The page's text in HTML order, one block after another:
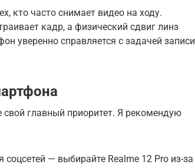
кто часто снимает видео на ходу.
кадр, а физический сдвиг линз
уверенно справляется с задачей записи
главный приоритет. Я рекомендую
— выбирайте Realme 12 Pro из-за